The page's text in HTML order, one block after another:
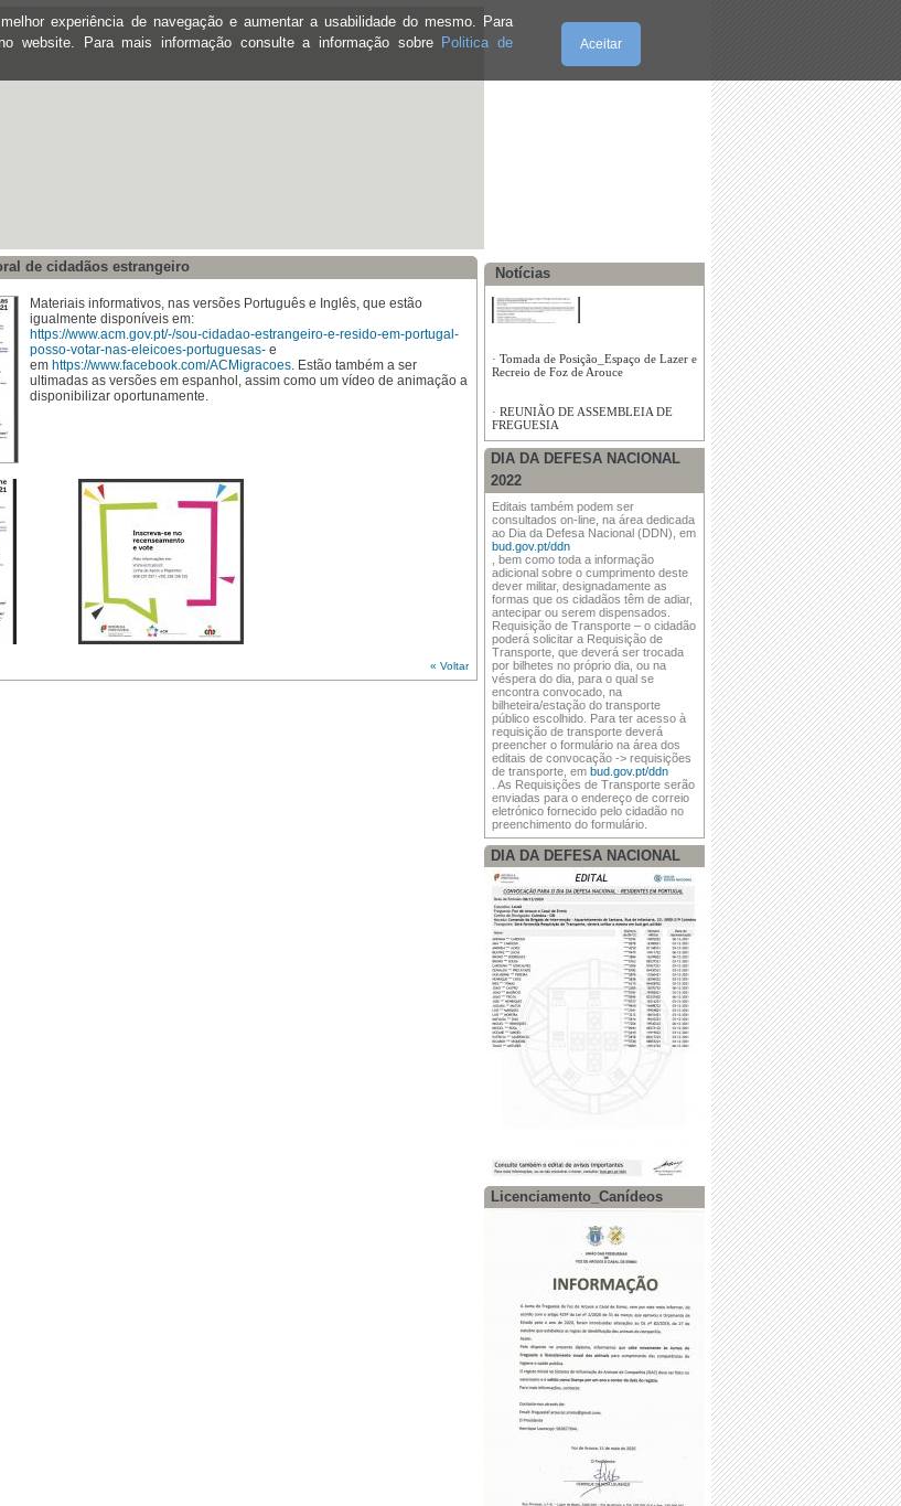
experiência de navegação e aumentar a usabilidade do mesmo. Para
website. Para mais informação consulte a informação sobre Politica de
Aceitar
de cidadãos estrangeiro
Materiais informativos, nas versões Português e Inglês, que estão
igualmente disponíveis em:
https://www.acm.gov.pt/-/sou-cidadao-estrangeiro-e-resido-em-portugal-
posso-votar-nas-eleicoes-portuguesas- e
em https://www.facebook.com/ACMigracoes. Estão também a ser
ultimadas as versões em espanhol, assim como um vídeo de animação a
disponibilizar oportunamente.
« Voltar
Notícias
·Recenseamento eleitoral de cidadãos
estrangeiro
·Tomada de Posição_Espaço de Lazer e
Recreio de Foz de Arouce
· REUNIÃO DE ASSEMBLEIA DE
FREGUESIA
·REUNIÃO DE ASSEMBLEIA DE
FREGUESIA
·Volta a Portugal 2019 passou pela
Lousã!
DIA DA DEFESA NACIONAL
2022
Editais também podem ser
consultados on-line, na área dedicada
ao Dia da Defesa Nacional (DDN), em
bud.gov.pt/ddn
, bem como toda a informação
adicional sobre o cumprimento deste
dever militar, designadamente as
formas que os cidadãos têm de adiar,
antecipar ou serem dispensados.
Requisição de Transporte – o cidadão
poderá solicitar a Requisição de
Transporte, que deverá ser trocada
por bilhetes no próprio dia, ou na
véspera do dia, para o qual se
encontra convocado, na
bilheteira/estação do transporte
público escolhido. Para ter acesso à
requisição de transporte deverá
preencher o formulário na área dos
editais de convocação -> requisições
de transporte, em bud.gov.pt/ddn
. As Requisições de Transporte serão
enviadas para o endereço de correio
eletrónico fornecido pelo cidadão no
preenchimento do formulário.
DIA DA DEFESA NACIONAL
Licenciamento_Canídeos